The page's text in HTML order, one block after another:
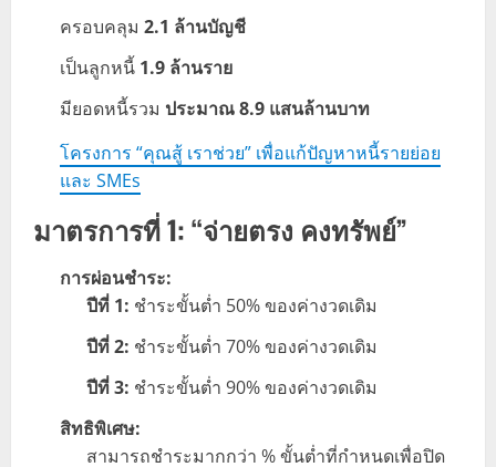
ครอบคลุม 2.1 ล้านบัญชี
เป็นลูกหนี้ 1.9 ล้านราย
มียอดหนี้รวม ประมาณ 8.9 แสนล้านบาท
โครงการ “คุณสู้ เราช่วย” เพื่อแก้ปัญหาหนี้รายย่อย
และ SMEs
มาตรการที่ 1: “จ่ายตรง คงทรัพย์”
การผ่อนชำระ:
ปีที่ 1: ชำระขั้นต่ำ 50% ของค่างวดเดิม
ปีที่ 2: ชำระขั้นต่ำ 70% ของค่างวดเดิม
ปีที่ 3: ชำระขั้นต่ำ 90% ของค่างวดเดิม
สิทธิพิเศษ:
สามารถชำระมากกว่า % ขั้นต่ำที่กำหนดเพื่อปิด